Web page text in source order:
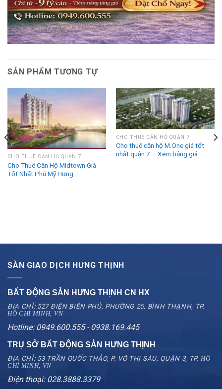
SẢN PHẨM TƯƠNG TỰ
CHO THUÊ CĂN HỘ QUẬN 7
Cho Thuê Căn Hộ Midtown Giá
Tốt Nhất Phú Mỹ Hưng
CHO THUÊ CĂN HỘ QUẬN 7
Cho thuê căn hộ M.One giá tốt
nhất quận 7 – Xem bảng giá
SÀN GIAO DỊCH HƯNG THỊNH
BẤT ĐỘNG SẢN HƯNG THỊNH CN HX
ĐỊA CHỈ: 527 ĐIỆN BIÊN PHỦ, PHƯỜNG 25, BÌNH THẠNH, TP.
HỒ CHÍ MINH, VN
Hotline: 0949.600.555 - 0938.169.445
TRỤ SỞ BẤT ĐỘNG SẢN HƯNG THỊNH
ĐỊA CHỈ: 53 TRẦN QUỐC THẢO, P. VÕ THỊ SÁU, QUẬN 3, TP. HỒ
CHÍ MINH, VN
Điện thoại: 028.3888.3379